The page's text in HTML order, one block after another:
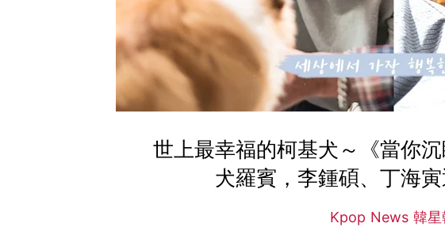
世上最幸福的柯基犬～《當你
犬羅賓，李鍾碩、丁海
Kpop News 韓星